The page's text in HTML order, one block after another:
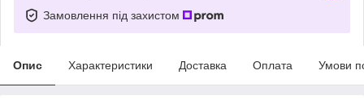
Замовлення під захистом
Опис Характеристики Доставка Оплата Умови